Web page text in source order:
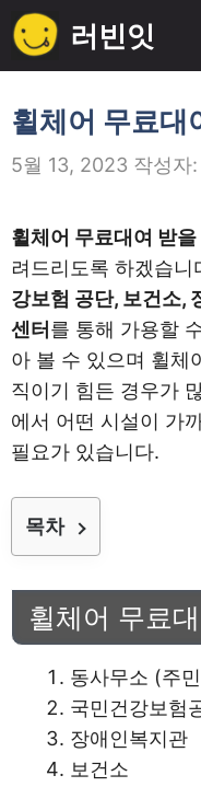
텐
츠
로
건
너
기
러빈잇
휠체어 무료대
5월 13, 2023 작성자:
휠체어 무료대여 받
려드리도록 하겠습니
강보험 공단, 보건소,
센터 를 통해 가용할
아 볼 수 있으며 휠체
직이기 힘든 경우가
에서 어떤 시설이 가
필요가 있습니다.
목차
휠체어 무료
동사무소 (주
국민건강보험
장애인복지관
보건소